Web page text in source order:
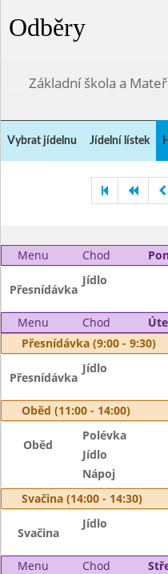
Odběry
Základní škola a
Vybrat jídelnu Jídelní lístek
Menu Chod
Přesnídávka
Jídlo
Menu Chod
Přesnídávka (9:00 - 9:30)
Přesnídávka
Jídlo
Oběd (11:00 - 14:00)
Oběd
Polévka
Jídlo
Nápoj
Svačina (14:00 - 14:30)
Svačina
Jídlo
Menu Chod